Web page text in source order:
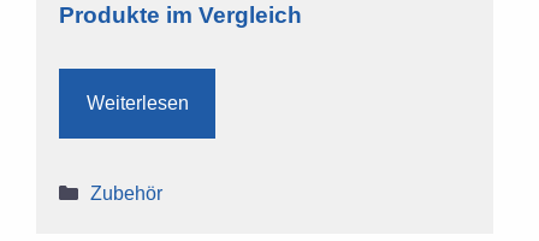
Produkte im Vergleich
Weiterlesen
Kategorien
Zubehör